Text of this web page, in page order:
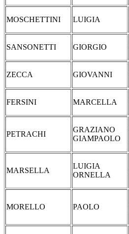
MOSCHETTINI LUIGIA
SANSONETTI GIORGIO
ZECCA GIOVANNI
FERSINI MARCELLA
PETRACHI
GRAZIANO
GIAMPAOLO
MARSELLA
LUIGIA
ORNELLA
MORELLO PAOLO